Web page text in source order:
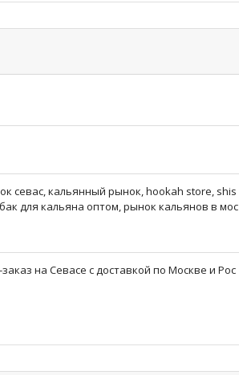
севас, кальянный рынок, hookah store, shis
для кальяна оптом, рынок кальянов в мос
на Севасе с доставкой по Москве и Рос